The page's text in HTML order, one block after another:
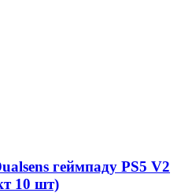
геймпаду PS5 V2
10 шт)